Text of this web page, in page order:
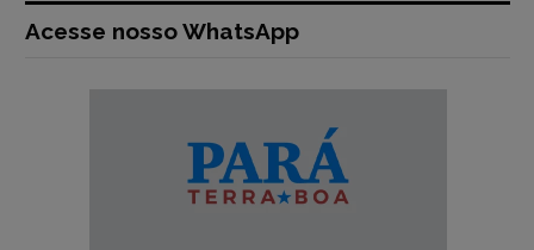
Acesse nosso WhatsApp